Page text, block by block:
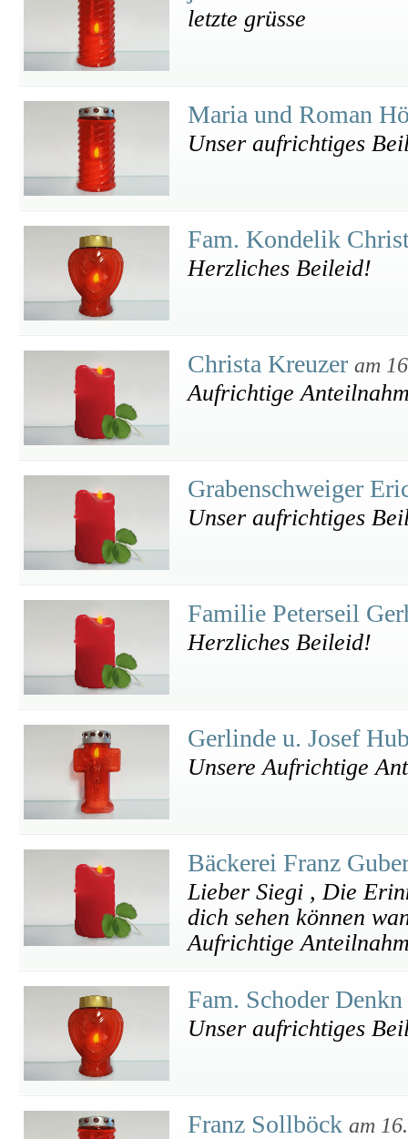
letzte grüsse
Maria und Roman
Unser aufrichtiges
Fam. Kondelik
Herzliches Beileid!
Christa Kreuzer am
Aufrichtige
Grabenschweiger
Unser aufrichtiges
Familie Peterseil
Herzliches Beileid!
Gerlinde u. Josef
Unsere Aufrichtige
Bäckerei Franz
Lieber Siegi , Die
dich sehen können
Aufrichtige
Fam. Schoder Denkn
Unser aufrichtiges
Franz Sollböck am